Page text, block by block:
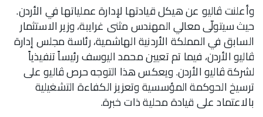
وأعلنت ڤاليو عن هيكل قيادتها لإدارة عملياتها في الأردن.
حيث سيتولّى معالي المهندس مثنى غرايبة، وزير الاستثمار
السابق في المملكة الأردنية الهاشمية، رئاسة مجلس إدارة
ڤاليو الأردن، فيما تم تعيين محمد اليوسف رئيساً تنفيذياً
لشركة ڤاليو الأردن. ويعكس هذا التوجه حرص ڤاليو على
ترسيخ الحوكمة المؤسسية وتعزيز الكفاءة التشغيلية
بالاعتماد على قيادة محلية ذات خبرة.